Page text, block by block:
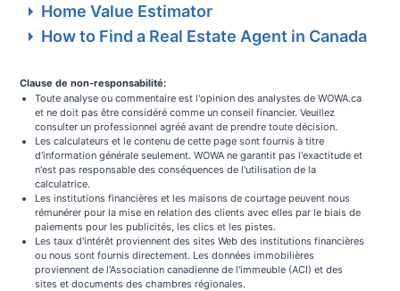
Home Value Estimator
How to Find a Real Estate Agent in Canada
Clause de non-responsabilité:
Toute analyse ou commentaire est l'opinion des analystes de WOWA.ca
et ne doit pas être considéré comme un conseil financier. Veuillez
consulter un professionnel agréé avant de prendre toute décision.
Les calculateurs et le contenu de cette page sont fournis à titre
d'information générale seulement. WOWA ne garantit pas l'exactitude et
n'est pas responsable des conséquences de l'utilisation de la
calculatrice.
Les institutions financières et les maisons de courtage peuvent nous
rémunérer pour la mise en relation des clients avec elles par le biais de
paiements pour les publicités, les clics et les pistes.
Les taux d'intérêt proviennent des sites Web des institutions financières
ou nous sont fournis directement. Les données immobilières
proviennent de l'Association canadienne de l'immeuble (ACI) et des
sites et documents des chambres régionales.